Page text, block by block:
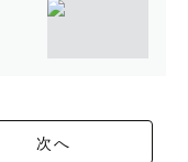
次へ